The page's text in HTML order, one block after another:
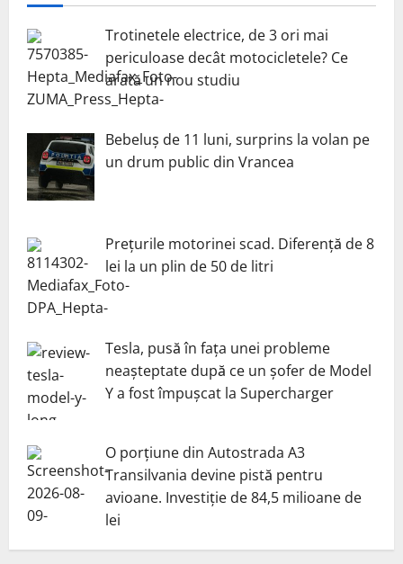
Trotinetele electrice, de 3 ori mai
periculoase decât motocicletele? Ce
arată un nou studiu
Bebeluș de 11 luni, surprins la volan pe
un drum public din Vrancea
Prețurile motorinei scad. Diferență de 8
lei la un plin de 50 de litri
Tesla, pusă în fața unei probleme
neașteptate după ce un șofer de Model
Y a fost împușcat la Supercharger
O porțiune din Autostrada A3
Transilvania devine pistă pentru
avioane. Investiție de 84,5 milioane de
lei